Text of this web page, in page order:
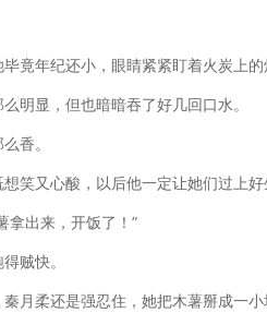
竟年纪还小，眼睛紧紧盯着火炭上的
明显，但也暗暗吞了好几回口水。
香。
笑又心酸，以后他一定让她们过上好
拿出来，开饭了！”
贼快。
月柔还是强忍住，她把木薯掰成一小